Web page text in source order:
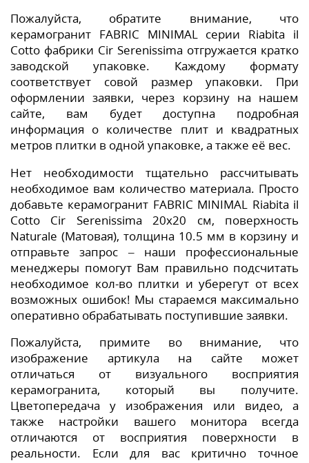
Пожалуйста, обратите внимание, что
керамогранит FABRIC MINIMAL серии Riabita il
Cotto фабрики Cir Serenissima отгружается кратко
заводской упаковке. Каждому формату
соответствует совой размер упаковки. При
оформлении заявки, через корзину на нашем
сайте, вам будет доступна подробная
информация о количестве плит и квадратных
метров плитки в одной упаковке, а также её вес.
Нет необходимости тщательно рассчитывать
необходимое вам количество материала. Просто
добавьте керамогранит FABRIC MINIMAL Riabita il
Cotto Cir Serenissima 20x20 см, поверхность
Naturale (Матовая), толщина 10.5 мм в корзину и
отправьте запрос – наши профессиональные
менеджеры помогут Вам правильно подсчитать
необходимое кол-во плитки и уберегут от всех
возможных ошибок! Мы стараемся максимально
оперативно обрабатывать поступившие заявки.
Пожалуйста, примите во внимание, что
изображение артикула на сайте может
отличаться от визуального восприятия
керамогранита, который вы получите.
Цветопередача у изображения или видео, а
также настройки вашего монитора всегда
отличаются от восприятия поверхности в
реальности. Если для вас критично точное